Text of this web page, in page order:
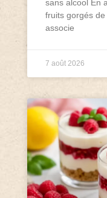
sans alcool En
fruits gorgés
associe
7 août 2026